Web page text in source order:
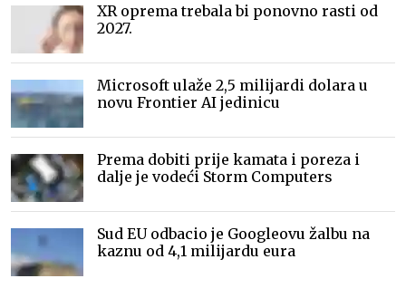
XR oprema trebala bi ponovno rasti od
2027.
Microsoft ulaže 2,5 milijardi dolara u
novu Frontier AI jedinicu
Prema dobiti prije kamata i poreza i
dalje je vodeći Storm Computers
Sud EU odbacio je Googleovu žalbu na
kaznu od 4,1 milijardu eura